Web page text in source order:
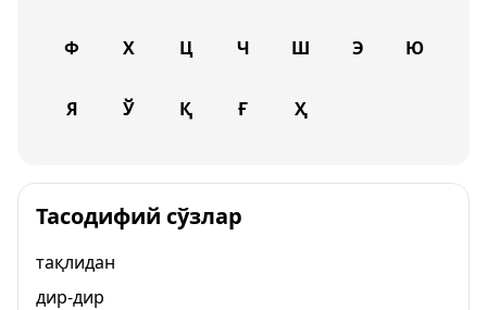
Ф Х Ц Ч Ш Э Ю
Я Ў Қ Ғ Ҳ
Тасодифий сўзлар
тақлидан
дир-дир